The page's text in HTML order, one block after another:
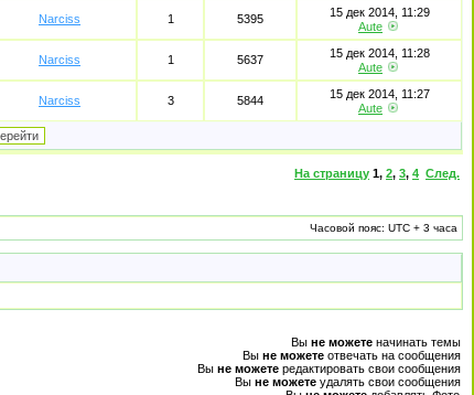
Narciss 1 5395
15 дек 2014, 11:29
Aute
Narciss 1 5637
15 дек 2014, 11:28
Aute
Narciss 3 5844
15 дек 2014, 11:27
Aute
На страницу 1, 2, 3, 4 След.
Часовой пояс: UTC + 3 часа
Вы не можете начинать темы
Вы не можете отвечать на сообщения
Вы не можете редактировать свои сообщения
Вы не можете удалять свои сообщения